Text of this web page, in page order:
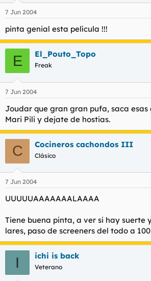
7 Jun 2004
pinta genial esta película !!!
E El_Pouto_Topo
Freak
7 Jun 2004
Joudar que gran gran pufa, saca
Mari Pili y dejate de hostias.
C Cocineros cachondos III
Clásico
7 Jun 2004
UUUUUAAAAAAALAAAA
Tiene buena pinta, a ver si hay suerte
lares, paso de screeners del todo a
I ichi is back
Veterano